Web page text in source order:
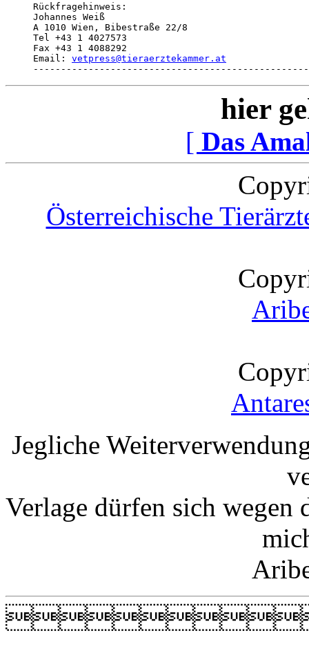
Rückfragehinweis:
Johannes Weiß
A 1010 Wien, Bibestraße 22/8
Tel +43 1 4027573
Fax +43 1 4088292
Email: vetpress@tieraerztekammer.at
hier
[ Das
Österreichische
Jegliche
Verlage dürfen sich wegen